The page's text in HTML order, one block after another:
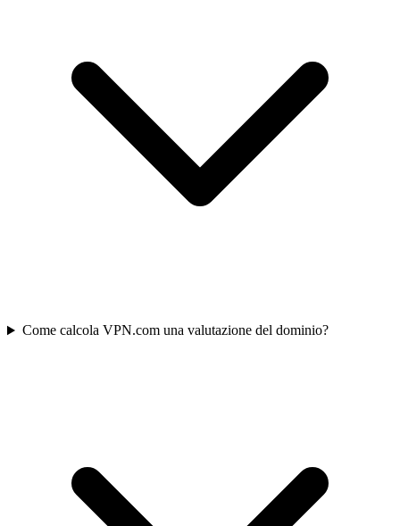
Come calcola VPN.com una valutazione del dominio?